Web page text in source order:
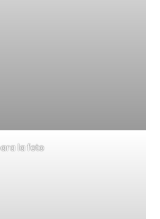
la foto